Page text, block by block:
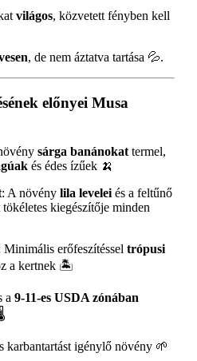
világos, közvetett fényben kell
, de nem áztatva tartása 💦.
előnyei Musa
sárga banánokat termel,
és édes ízűek 🍌
: A növény lila levelei és a feltűnő
tökéletes kiegészítője minden
Minimális erőfeszítéssel trópusi
a kertnek 🏝️
a 9-11-es USDA zónában
karbantartást igénylő növény 🌱